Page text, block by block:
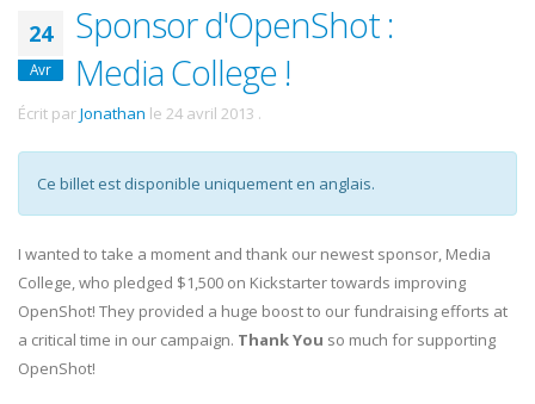
24
Avr
Sponsor d'OpenShot :
Media College !
Écrit parJonathan le 24 avril 2013 .
Ce billet est disponible uniquement en anglais.
I wanted to take a moment and thank our newest sponsor, Media
College, who pledged $1,500 on Kickstarter towards improving
OpenShot! They provided a huge boost to our fundraising efforts at
a critical time in our campaign. Thank You so much for supporting
OpenShot!